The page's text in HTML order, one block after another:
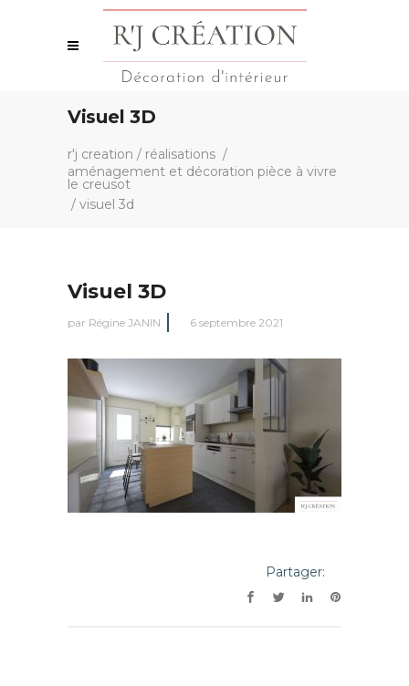
Visuel 3D
r'j creation / réalisations /
aménagement et décoration pièce à vivre
le creusot
/ visuel 3d
Visuel 3D
par Régine JANIN 6 septembre 2021
Partager: